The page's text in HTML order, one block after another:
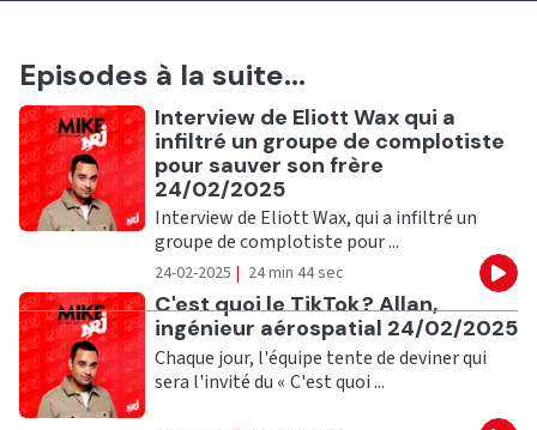
Episodes à la suite...
Ecouter
Interview de Eliott Wax qui a
infiltré un groupe de complotiste
pour sauver son frère
24/02/2025
Interview de Eliott Wax, qui a infiltré un
groupe de complotiste pour ...
24-02-2025 | 24 min 44 sec
Ecouter
C'est quoi le TikTok ? Allan,
ingénieur aérospatial 24/02/2025
Chaque jour, l'équipe tente de deviner qui
sera l'invité du « C'est quoi ...